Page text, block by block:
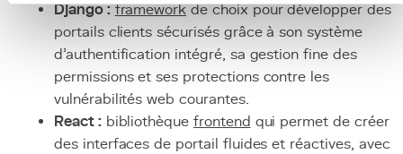
Django : frameworkde choix pour développer des
portails clients sécurisés grâce à son système
d'authentification intégré, sa gestion fine des
permissions et ses protections contre les
vulnérabilités web courantes.
React :bibliothèque frontend qui permet de créer
des interfaces de portail fluides et réactives, avec